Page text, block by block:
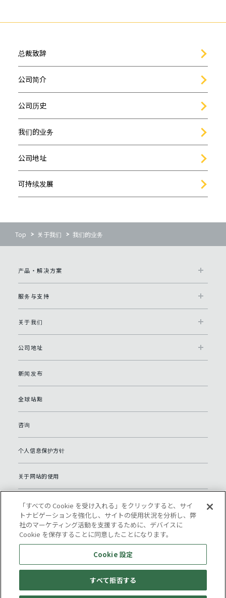
总裁致辞
公司简介
公司历史
我们的业务
公司地址
可持续发展
Top 关于我们 我们的业务
产品・解决方案
服务与支持
关于我们
公司地址
新闻发布
全球站點
咨询
© Komatsu NTC.
个人信息保护方针
关于网站的使用
隐私保护承诺
网站地图
「すべての Cookie を受け入れる」をクリックすると、サイ
トナビゲーションを強化し、サイトの使用状況を分析し、弊
社のマーケティング活動を支援するために、デバイスに
Cookie を保存することに同意したことになります。
Cookie 設定
すべて拒否する